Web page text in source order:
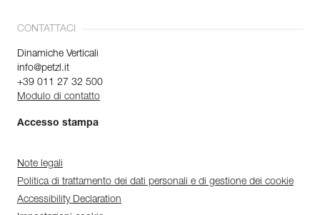
CONTATTACI
Dinamiche Verticali
info@petzl.it
+39 011 27 32 500
Modulo di contatto
Accesso stampa
Note legali
Politica di trattamento dei dati personali e di gestione dei cookie
Accessibility Declaration